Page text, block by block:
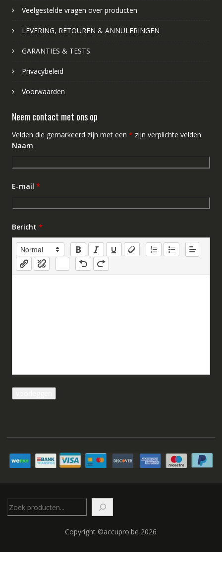
Veelgestelde vragen over producten
LEVERING, RETOUREN & ANNULERINGEN
GARANTIES & TESTS
Privacybeleid
Voorwaarden
Neem contact met ons op
Velden die gemarkeerd zijn met een * zijn verplichte velden
Naam
E-mail *
Bericht *
Copyright ©accupro.be 2026